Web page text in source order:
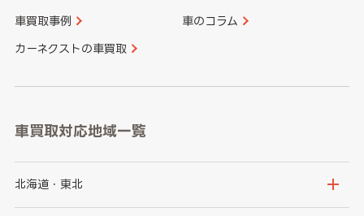
車買取事例 車のコラム
カーネクストの車買取
車買取対応地域一覧
北海道・東北